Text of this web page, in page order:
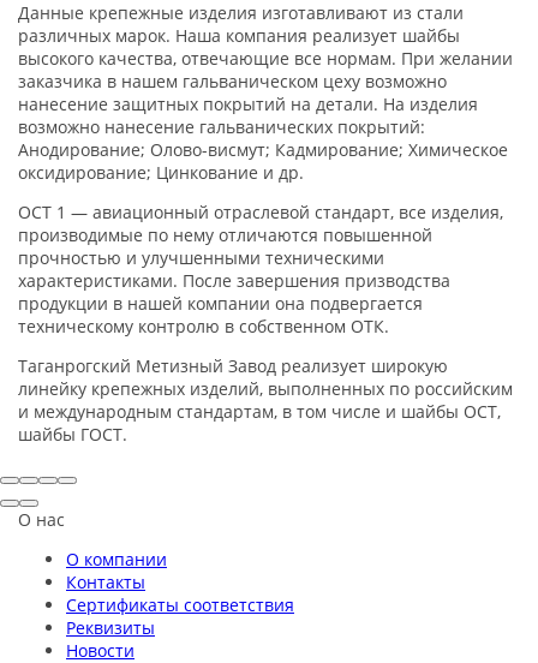
Данные крепежные изделия изготавливают из стали
различных марок. Наша компания реализует шайбы
высокого качества, отвечающие все нормам. При желании
заказчика в нашем гальваническом цеху возможно
нанесение защитных покрытий на детали. На изделия
возможно нанесение гальванических покрытий:
Анодирование; Олово-висмут; Кадмирование; Химическое
оксидирование; Цинкование и др.
ОСТ 1 — авиационный отраслевой стандарт, все изделия,
производимые по нему отличаются повышенной
прочностью и улучшенными техническими
характеристиками. После завершения призводства
продукции в нашей компании она подвергается
техническому контролю в собственном ОТК.
Таганрогский Метизный Завод реализует широкую
линейку крепежных изделий, выполненных по российским
и международным стандартам, в том числе и шайбы ОСТ,
шайбы ГОСТ.
О нас
О компании
Контакты
Сертификаты соответствия
Реквизиты
Новости